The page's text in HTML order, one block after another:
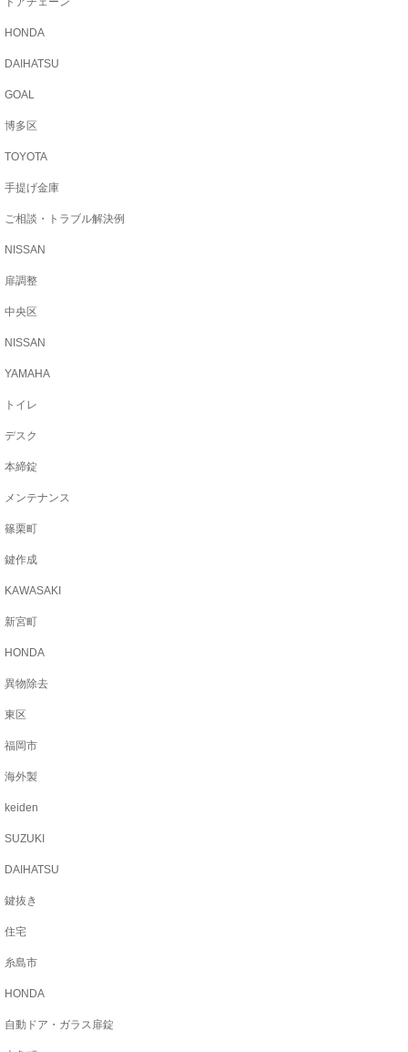
HONDA
DAIHATSU
GOAL
博多区
TOYOTA
手提げ金庫
ご相談・トラブル解決例
NISSAN
扉調整
中央区
NISSAN
YAMAHA
トイレ
デスク
本締錠
メンテナンス
篠栗町
鍵作成
KAWASAKI
新宮町
HONDA
異物除去
東区
福岡市
海外製
keiden
SUZUKI
DAIHATSU
鍵抜き
住宅
糸島市
HONDA
自動ドア・ガラス扉錠